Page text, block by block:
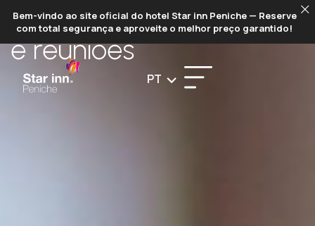
Bem-vindo ao site oficial do hotel Star inn Peniche — Reserve
com total segurança e aproveite o melhor preço garantido!
PT
EVENTOS
e reuniões